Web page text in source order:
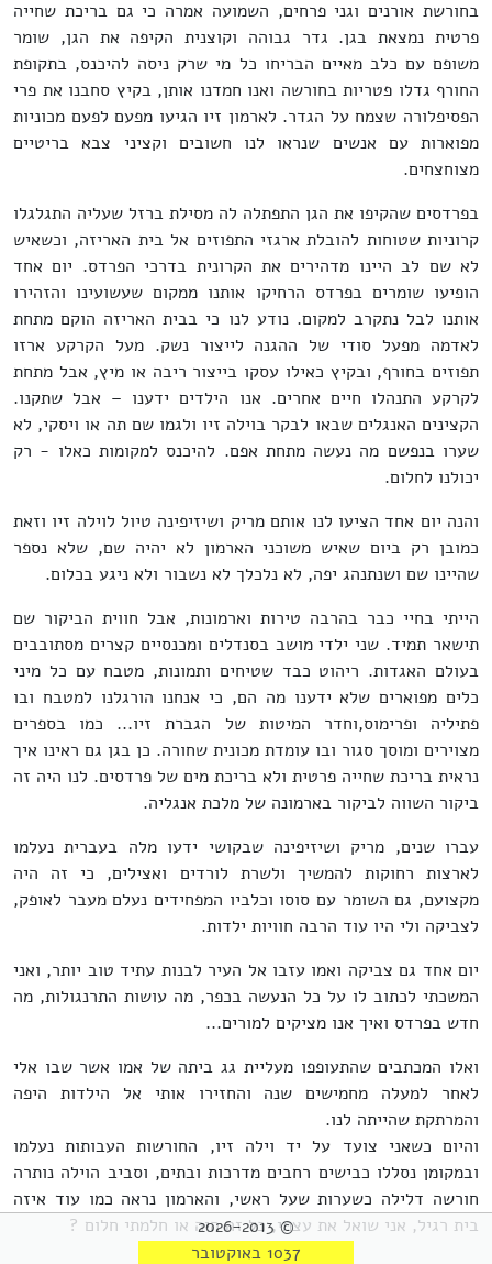
בחורשת אורנים וגני פרחים, השמועה אמרה כי גם בריכת שחייה
פרטית נמצאת בגן. גדר גבוהה וקוצנית הקיפה את הגן, שומר
משופם עם כלב מאיים הבריחו כל מי שרק ניסה להיכנס, בתקופת
החורף גדלו פטריות בחורשה ואנו חמדנו אותן, בקיץ סחבנו את פרי
הפסיפלורה שצמח על הגדר. לארמון זיו הגיעו מפעם לפעם מכוניות
מפוארות עם אנשים שנראו לנו חשובים וקציני צבא בריטיים
מצוחצחים.
בפרדסים שהקיפו את הגן התפתלה לה מסילת ברזל שעליה התגלגלו
קרוניות שטוחות להובלת ארגזי התפוזים אל בית האריזה, וכשאיש
לא שם לב היינו מדהירים את הקרונית בדרכי הפרדס. יום אחד
הופיעו שומרים בפרדס הרחיקו אותנו ממקום שעשועינו והזהירו
אותנו לבל נתקרב למקום. נודע לנו כי בבית האריזה הוקם מתחת
לאדמה מפעל סודי של ההגנה לייצור נשק. מעל הקרקע ארזו
תפוזים בחורף, ובקיץ כאילו עסקו בייצור ריבה או מיץ, אבל מתחת
לקרקע התנהלו חיים אחרים. אנו הילדים ידענו – אבל שתקנו.
הקצינים האנגלים שבאו לבקר בוילה זיו ולגמו שם תה או ויסקי, לא
שערו בנפשם מה נעשה מתחת אפם. להיכנס למקומות כאלו - רק
יכולנו לחלום.
והנה יום אחד הציעו לנו אותם מריק ושיזיפינה טיול לוילה זיו וזאת
כמובן רק ביום שאיש משוכני הארמון לא יהיה שם, שלא נספר
שהיינו שם ושנתנהג יפה, לא נלכלך לא נשבור ולא ניגע בכלום.
הייתי בחיי כבר בהרבה טירות וארמונות, אבל חווית הביקור שם
תישאר תמיד. שני ילדי מושב בסנדלים ומכנסיים קצרים מסתובבים
בעולם האגדות. ריהוט כבד שטיחים ותמונות, מטבח עם כל מיני
כלים מפוארים שלא ידענו מה הם, כי אנחנו הורגלנו למטבח ובו
פתיליה ופרימוס,וחדר המיטות של הגברת זיו... כמו בספרים
מצוירים ומוסך סגור ובו עומדת מכונית שחורה. כן בגן גם ראינו איך
נראית בריכת שחייה פרטית ולא בריכת מים של פרדסים. לנו היה זה
ביקור השווה לביקור בארמונה של מלכת אנגליה.
עברו שנים, מריק ושיזיפינה שבקושי ידעו מלה בעברית נעלמו
לארצות רחוקות להמשיך ולשרת לורדים ואצילים, כי זה היה
מקצועם, גם השומר עם סוסו וכלביו המפחידים נעלם מעבר לאופק,
לצביקה ולי היו עוד הרבה חוויות ילדות.
יום אחד גם צביקה ואמו עזבו אל העיר לבנות עתיד טוב יותר, ואני
המשכתי לכתוב לו על כל הנעשה בכפר, מה עושות התרנגולות, מה
חדש בפרדס ואיך אנו מציקים למורים...
ואלו המכתבים שהתעופפו מעליית גג ביתה של אמו אשר שבו אלי
לאחר למעלה מחמישים שנה והחזירו אותי אל הילדות היפה
והמרתקת שהייתה לנו.
והיום כשאני צועד על יד וילה זיו, החורשות העבותות נעלמו
ובמקומן נסללו כבישים רחבים מדרכות ובתים, וסביב הוילה נותרה
חורשה דלילה כשערות שעל ראשי, והארמון נראה כמו עוד איזה
בית רגיל, אני שואל את עצמי, כל זה היה או חלמתי חלום ?
© 2026-2013
1037 באוקטובר